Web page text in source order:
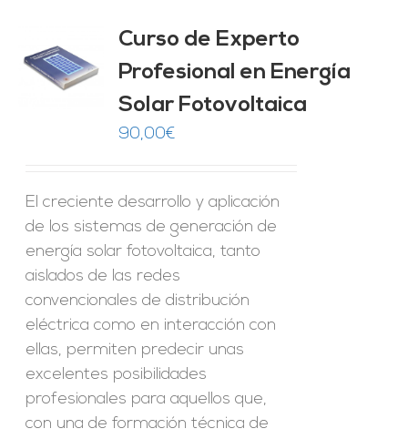
Curso de Experto
Profesional en Energía
Solar Fotovoltaica
90,00€
El creciente desarrollo y aplicación
de los sistemas de generación de
energía solar fotovoltaica, tanto
aislados de las redes
convencionales de distribución
eléctrica como en interacción con
ellas, permiten predecir unas
excelentes posibilidades
profesionales para aquellos que,
con una de formación técnica de